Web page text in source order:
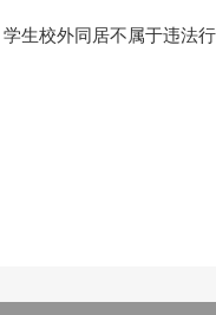
生校外同居不属于违法